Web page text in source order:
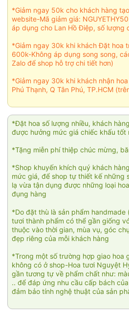
*Giảm ngay 50k cho khách hàng
website-Mã giảm giá:
áp dụng cho Lan Hồ Điệp, số lượng
*Giảm ngay 30k khi khách Đặt hoa
600k-Không áp dụng song song,
Zalo để shop hỗ trợ chi tiết hơn)
*Giảm ngay 30k khi khách nhận
Phú Thạnh, Q Tân Phú, TP.HCM
*Đặt hoa số lượng nhiều, khách
được hưởng mức giá chiếc khấu tốt
*Tặng miễn phí thiệp chúc mừng,
*Shop khuyến khích quý khách
mức giá, để shop tự thiết kế những
lạ vừa tận dụng được những loại
đụng hàng
*Do đặt thù là sản phẩm
tươi thành phẩm có thể gần giống
thuộc vào thời gian, mùa vụ, góc
đẹp riêng của mỗi khách hàng
*Trong một số trường hợp giao hoa
không có ở shop-Hoa tươi Nguyệt
gần tương tự về phẩm chất như:
.. để đáp ứng nhu cầu cấp bách
đảm bảo tính nghệ thuật của sản